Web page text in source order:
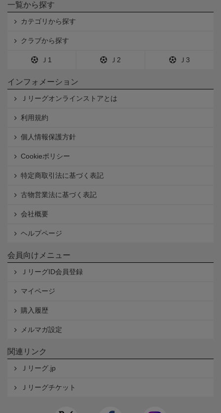
一覧から探す
カテゴリから探す
クラブから探す
Ｊ1 Ｊ2 Ｊ3
インフォメーション
Ｊリーグオンラインストアとは
利用規約
個人情報保護方針
Cookieポリシー
特定商取引法に基づく表記
古物営業法に基づく表記
会社概要
ヘルプページ
会員向けメニュー
ＪリーグID会員登録
マイページ
購入履歴
メルマガ設定
関連リンク
Ｊリーグ.jp
Ｊリーグチケット